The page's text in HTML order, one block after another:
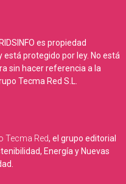
es propiedad
está protegido por ley. No está
sin hacer referencia a la
Tecma Red S.L.
Tecma Red, el grupo editorial
Energía y Nuevas